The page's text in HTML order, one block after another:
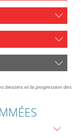
besoins et la progression des